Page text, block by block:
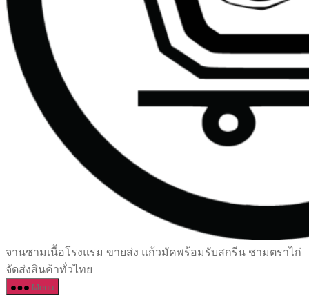
เซรามิค
ครบ
ครัน
จานชามเนื้อโรงแรม ขายส่ง แก้วมัคพร้อมรับสกรีน ชามตราไก่
จัดส่งสินค้าทั่วไทย
Menu